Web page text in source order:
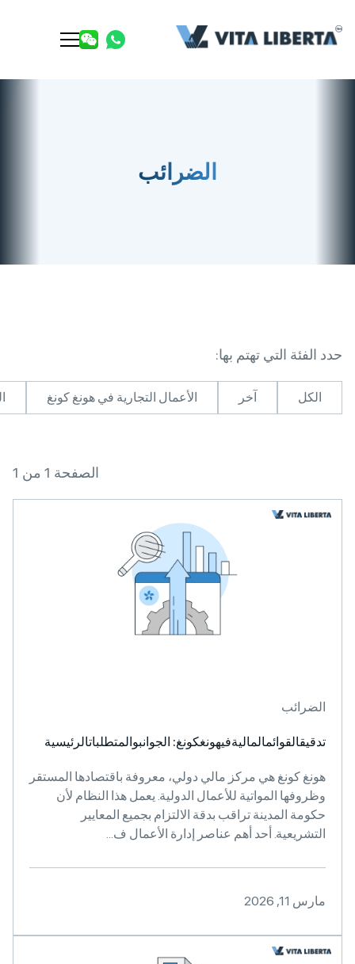
الضرائب
حدد الفئة التي تهتم بها:
الكل آخر الأعمال التجارية في هونغ كونغ
الصفحة 1 من 1
الضرائب
تدقيقالقوائمالماليةفيهونغكونغ: الجوانبوالمتطلباتالرئيسية
هونغ كونغ هي مركز مالي دولي، معروفة باقتصادها المستقر
وظروفها المواتية للأعمال الدولية. يعمل هذا النظام لأن
حكومة المدينة تراقب بدقة الالتزام بجميع المعايير
التشريعية. أحد أهم عناصر إدارة الأعمال ف...
مارس 11, 2026